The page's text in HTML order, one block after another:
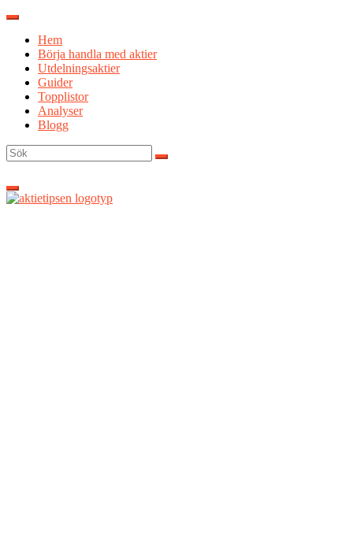
Hoppa
innehållHem
Börja handla med aktier
Utdelningsaktier
Guider
Topplistor
Analyser
Blogg
Sök
efter: